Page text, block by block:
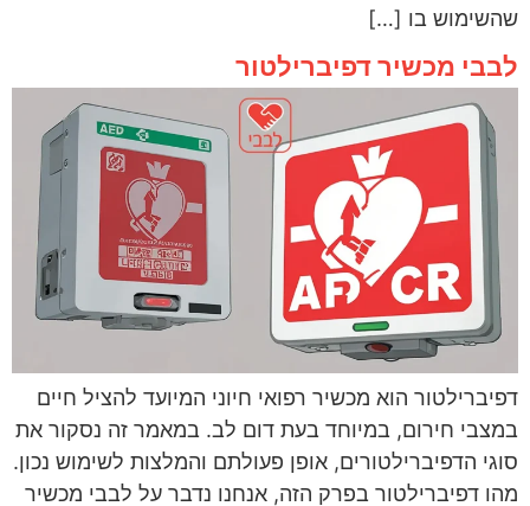
שהשימוש בו […]
לבבי מכשיר דפיברילטור
דפיברילטור הוא מכשיר רפואי חיוני המיועד להציל חיים
במצבי חירום, במיוחד בעת דום לב. במאמר זה נסקור את
סוגי הדפיברילטורים, אופן פעולתם והמלצות לשימוש נכון.
מהו דפיברילטור בפרק הזה, אנחנו נדבר על לבבי מכשיר